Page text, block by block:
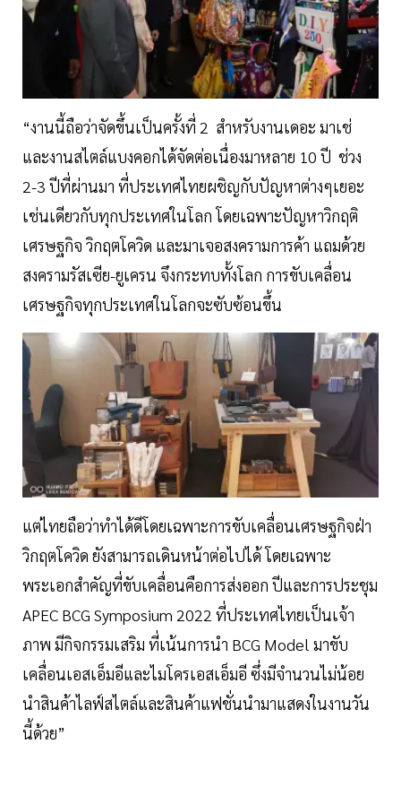
“งานนี้ถือว่าจัดขึ้นเป็นครั้งที่ 2 สำหรับงานเดอะ มาเช่
และงานสไตล์แบงคอกได้จัดต่อเนื่องมาหลาย 10 ปี ช่วง
2-3 ปีที่ผ่านมา ที่ประเทศไทยผชิญกับปัญหาต่างๆเยอะ
เช่นเดียวกับทุกประเทศในโลก โดยเฉพาะปัญหาวิกฤติ
เศรษฐกิจ วิกฤตโควิด และมาเจอสงครามการค้า แถมด้วย
สงครามรัสเซีย-ยูเครน จึงกระทบทั้งโลก การขับเคลื่อน
เศรษฐกิจทุกประเทศในโลกจะซับซ้อนขึ้น
แต่ไทยถือว่าทำได้ดีโดยเฉพาะการขับเคลื่อนเศรษฐกิจฝ่า
วิกฤตโควิด ยังสามารถเดินหน้าต่อไปได้ โดยเฉพาะ
พระเอกสำคัญที่ขับเคลื่อนคือการส่งออก ปีและการประชุม
APEC BCG Symposium 2022 ที่ประเทศไทยเป็นเจ้า
ภาพ มีกิจกรรมเสริม ที่เน้นการนำ BCG Model มาขับ
เคลื่อนเอสเอ็มอีและไมโครเอสเอ็มอี ซึ่งมีจำนวนไม่น้อย
นำสินค้าไลฟ์สไตล์และสินค้าแฟชั่นนำมาแสดงในงานวัน
นี้ด้วย”